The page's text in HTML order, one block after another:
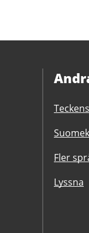
Fler
Lyssna